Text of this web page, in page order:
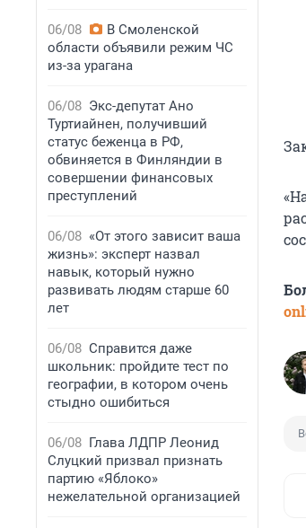
06/08
В Смоленской
области объявили режим ЧС
из-за урагана
06/08 Экс-депутат Ано
Туртиайнен, получивший
статус беженца в РФ,
обвиняется в Финляндии в
совершении финансовых
преступлений
06/08 «От этого зависит ваша
жизнь»: эксперт назвал
навык, который нужно
развивать людям старше 60
лет
06/08 Справится даже
школьник: пройдите тест по
географии, в котором очень
стыдно ошибиться
06/08 Глава ЛДПР Леонид
Слуцкий призвал признать
партию «Яблоко»
нежелательной организацией